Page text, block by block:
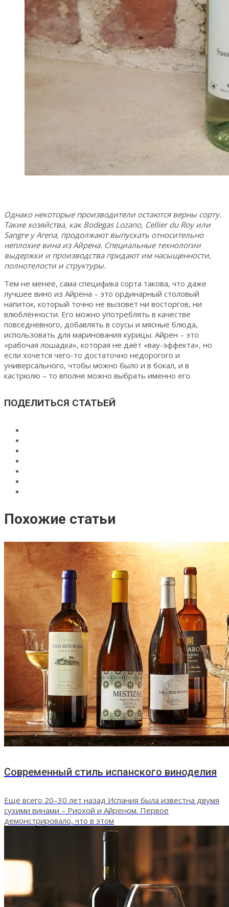
Однако некоторые производители остаются верны сорту.
Такие хозяйства, как Bodegas Lozano, Cellier du Roy или
Sangre y Arena, продолжают выпускать относительно
неплохие вина из Айрена. Специальные технологии
выдержки и производства придают им насыщенности,
полнотелости и структуры.
Тем не менее, сама специфика сорта такова, что даже
лучшее вино из Айрена – это ординарный столовый
напиток, который точно не вызовет ни восторгов, ни
влюблённости. Его можно употреблять в качестве
повседневного, добавлять в соусы и мясные блюда,
использовать для маринования курицы. Айрен – это
«рабочая лошадка», которая не даёт «вау-эффекта», но
если хочется чего-то достаточно недорогого и
универсального, чтобы можно было и в бокал, и в
кастрюлю – то вполне можно выбрать именно его.
ПОДЕЛИТЬСЯ СТАТЬЕЙ
Похожие статьи
Современный стиль испанского виноделия
Ещё всего 20–30 лет назад Испания была известна двумя
сухими винами – Риохой и Айреном. Первое
демонстрировало, что в этом